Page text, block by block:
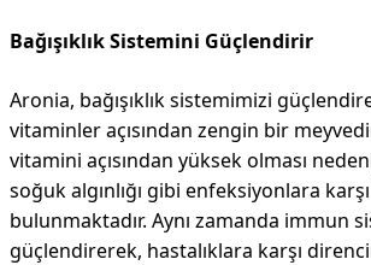
Bağışıklık Sistemini Güçlendirir
Aronia, bağışıklık sistemimizi
vitaminler açısından zengin bir
vitamini açısından yüksek olması
soğuk algınlığı gibi enfeksiyonlara
bulunmaktadır. Aynı zamanda immun
güçlendirerek, hastalıklara karşı